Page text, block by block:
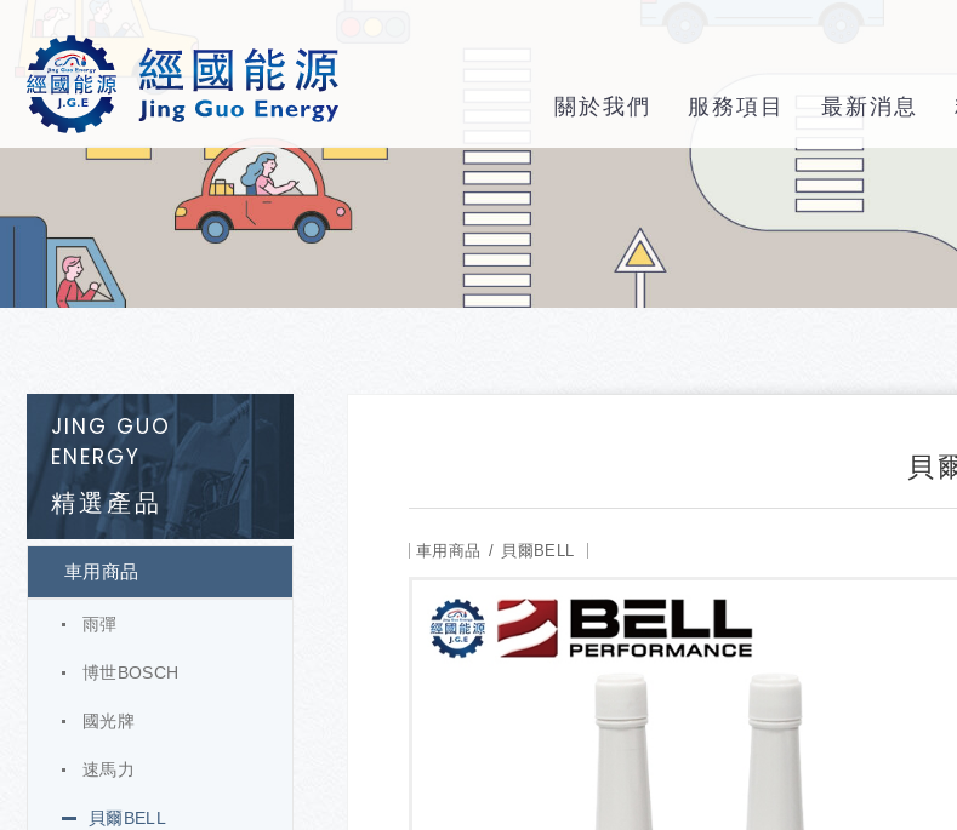
關於我們 服務項目 最新消息
JING GUO
ENERGY
精選產品
車用商品
雨彈
博世BOSCH
國光牌
速馬力
貝爾BELL
貝
車用商品 貝爾BELL